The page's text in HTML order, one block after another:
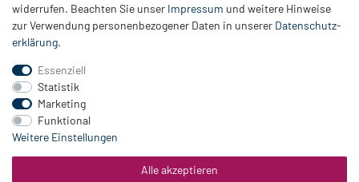
Zahlung
Versand
Daten­schutz­erklärung
AGB
Hinweis zur Batterieentsorgung
Erklärung zur Barrierefreiheit
Kontakt
widerrufen. Beachten Sie unser Impressum und weitere Hinweise
zur Verwendung personenbezogener Daten in unserer Daten­schutz­
erklärung.
Essenziell
Statistik
Marketing
Funktional
Weitere Einstellungen
Alle akzeptieren